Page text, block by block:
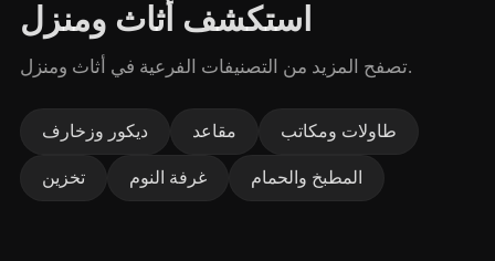
استكشف أثاث ومنزل
تصفح المزيد من التصنيفات الفرعية في أثاث ومنزل.
ديكور وزخارف مقاعد طاولات ومكاتب
تخزين غرفة النوم المطبخ والحمام